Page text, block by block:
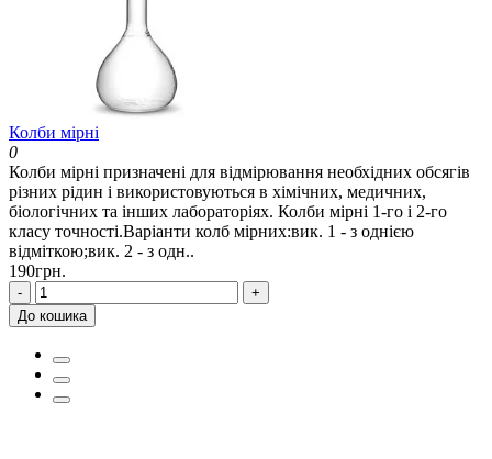
Колби мірні
0
Колби мірні призначені для відмірювання необхідних обсягів
різних рідин і використовуються в хімічних, медичних,
біологічних та інших лабораторіях. Колби мірні 1-го і 2-го
класу точності.Варіанти колб мірних:вик. 1 - з однією
відміткою;вик. 2 - з одн..
190грн.
-
+
До кошика